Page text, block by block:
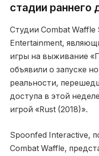
стадии раннего
Студии Combat Waffle
Entertainment,
игры на выживание
объявили о запуске
реальности,
доступа в этой
игрой «Rust (2018)».
Spoonfed Interactive,
Combat Waffle,